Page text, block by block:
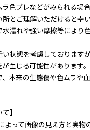
色ブレなどがみられる場合
とご理解いただけると幸い
水濡れや強い摩擦等により
い状態を考慮しております
生じる可能性があります。
、本来の生態傷や色ムラや
】
よって画像の見え方と実物